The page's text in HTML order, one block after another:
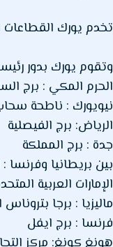
تخدم يورك القطاعات
وتقوم يورك بدور
الحرم المكي : برج
نيويورك : ناطحة
الرياض: برج الفيصلية
جدة : برج المملكة
بين بريطانيا
الإمارات العربية
ماليزيا : برجا بتروناس
فرنسا : برج ايفل